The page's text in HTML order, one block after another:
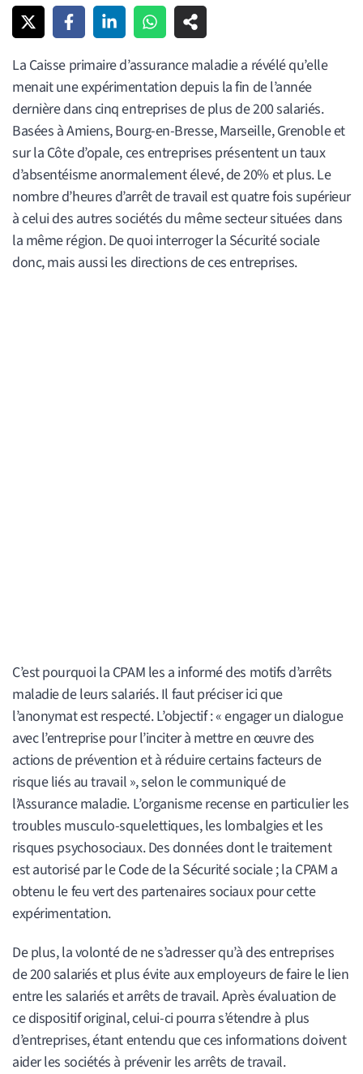
La Caisse primaire d’assurance maladie a révélé qu’elle
menait une expérimentation depuis la fin de l’année
dernière dans cinq entreprises de plus de 200 salariés.
Basées à Amiens, Bourg-en-Bresse, Marseille, Grenoble et
sur la Côte d’opale, ces entreprises présentent un taux
d’absentéisme anormalement élevé, de 20% et plus. Le
nombre d’heures d’arrêt de travail est quatre fois supérieur
à celui des autres sociétés du même secteur situées dans
la même région. De quoi interroger la Sécurité sociale
donc, mais aussi les directions de ces entreprises.
C’est pourquoi la CPAM les a informé des motifs d’arrêts
maladie de leurs salariés. Il faut préciser ici que
l’anonymat est respecté. L’objectif : « engager un dialogue
avec l’entreprise pour l’inciter à mettre en œuvre des
actions de prévention et à réduire certains facteurs de
risque liés au travail », selon le communiqué de
l’Assurance maladie. L’organisme recense en particulier les
troubles musculo-squelettiques, les lombalgies et les
risques psychosociaux. Des données dont le traitement
est autorisé par le Code de la Sécurité sociale ; la CPAM a
obtenu le feu vert des partenaires sociaux pour cette
expérimentation.
De plus, la volonté de ne s’adresser qu’à des entreprises
de 200 salariés et plus évite aux employeurs de faire le lien
entre les salariés et arrêts de travail. Après évaluation de
ce dispositif original, celui-ci pourra s’étendre à plus
d’entreprises, étant entendu que ces informations doivent
aider les sociétés à prévenir les arrêts de travail.